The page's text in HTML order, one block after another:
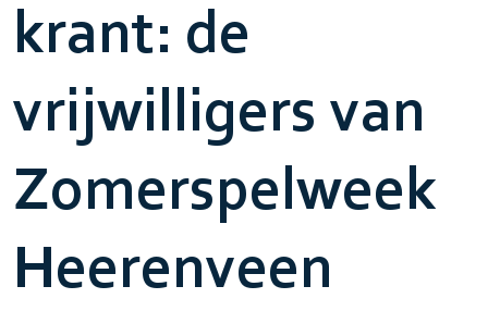
krant: de
vrijwilligers van
Zomerspelweek
Heerenveen